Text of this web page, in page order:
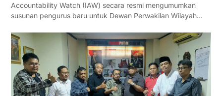
Accountability Watch (IAW) secara resmi mengumumkan
susunan pengurus baru untuk Dewan Perwakilan Wilayah…